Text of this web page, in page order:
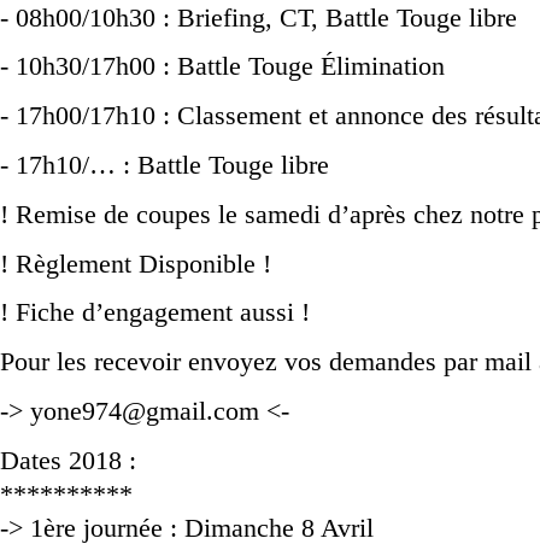
- 08h00/10h30 : Briefing, CT, Battle Touge libre
- 10h30/17h00 : Battle Touge Élimination
- 17h00/17h10 : Classement et annonce des
- 17h10/… : Battle Touge libre
! Remise de coupes le samedi d’après chez notre
! Règlement Disponible !
! Fiche d’engagement aussi !
Pour les recevoir envoyez vos demandes par mail
-> yone974@gmail.com <-
Dates 2018 :
**********
-> 1ère journée : Dimanche 8 Avril